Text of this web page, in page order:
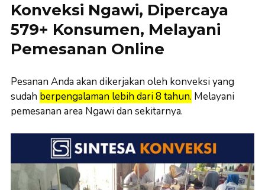
Konveksi Ngawi, Dipercaya
579+ Konsumen, Melayani
Pemesanan Online
Pesanan Anda akan dikerjakan oleh konveksi yang
sudah berpengalaman lebih dari 8 tahun. Melayani
pemesanan area Ngawi dan sekitarnya.